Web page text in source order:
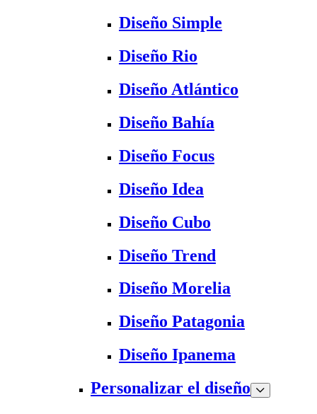
Diseño Simple
Diseño Rio
Diseño Atlántico
Diseño Bahía
Diseño Focus
Diseño Idea
Diseño Cubo
Diseño Trend
Diseño Morelia
Diseño Patagonia
Diseño Ipanema
Personalizar el diseño